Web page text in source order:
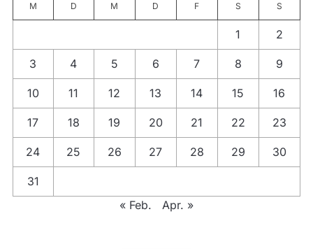
M D M D F S S
1 2
3 4 5 6 7 8 9
10 11 12 13 14 15 16
17 18 19 20 21 22 23
24 25 26 27 28 29 30
31
« Feb.
Apr. »